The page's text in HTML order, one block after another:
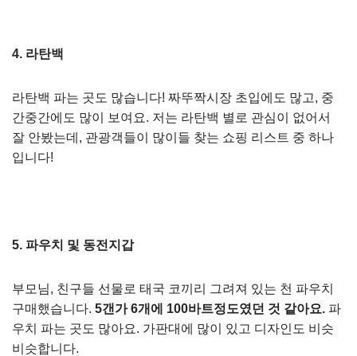
4. 라탄백
라탄백 파는 곳도 많습니다! 짜뚜짝시장 초입에도 많고, 중
간중간에도 많이 보여요. 저는 라탄백 별로 관심이 없어서
잘 안봤는데, 관광객들이 많이들 찾는 쇼핑 리스트 중 하나
입니다!
5. 파우치 및 동전지갑
부모님, 친구들 선물로 태국 코끼리 그려져 있는 천 파우치
구매했습니다. 5갠가 6개에 100바트정도였던 것 같아요. 파
우치 파는 곳도 많아요. 가판대에 많이 있고 디자인도 비슷
비슷합니다.